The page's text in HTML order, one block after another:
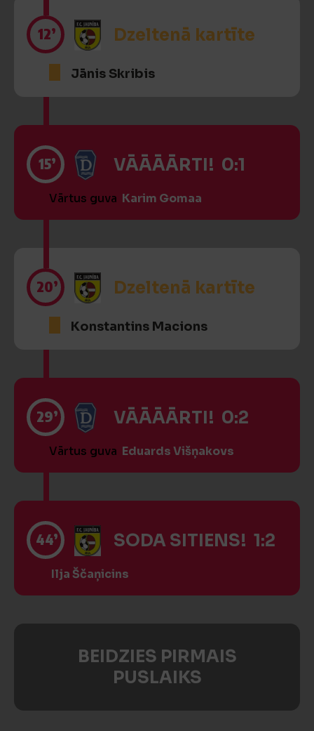
12’ Dzeltenā kartīte
Jānis Skribis
15’ VĀĀĀĀRTI! 0:1
Vārtus guva Karim Gomaa
20’ Dzeltenā kartīte
Konstantins Macions
29’ VĀĀĀĀRTI! 0:2
Vārtus guva Eduards Višņakovs
44’ SODA SITIENS! 1:2
Ilja Ščaņicins
BEIDZIES PIRMAIS
PUSLAIKS